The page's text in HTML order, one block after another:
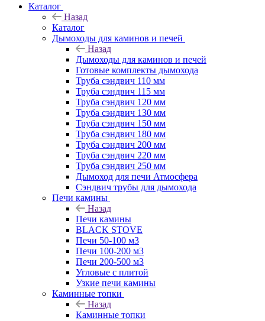
Каталог
Назад
Каталог
Дымоходы для каминов и печей
Назад
Дымоходы для каминов и печей
Готовые комплекты дымохода
Труба сэндвич 110 мм
Труба сэндвич 115 мм
Труба сэндвич 120 мм
Труба сэндвич 130 мм
Труба сэндвич 150 мм
Труба сэндвич 180 мм
Труба сэндвич 200 мм
Труба сэндвич 220 мм
Труба сэндвич 250 мм
Дымоход для печи Атмосфера
Сэндвич трубы для дымохода
Печи камины
Назад
Печи камины
BLACK STOVE
Печи 50-100 м3
Печи 100-200 м3
Печи 200-500 м3
Угловые с плитой
Узкие печи камины
Каминные топки
Назад
Каминные топки